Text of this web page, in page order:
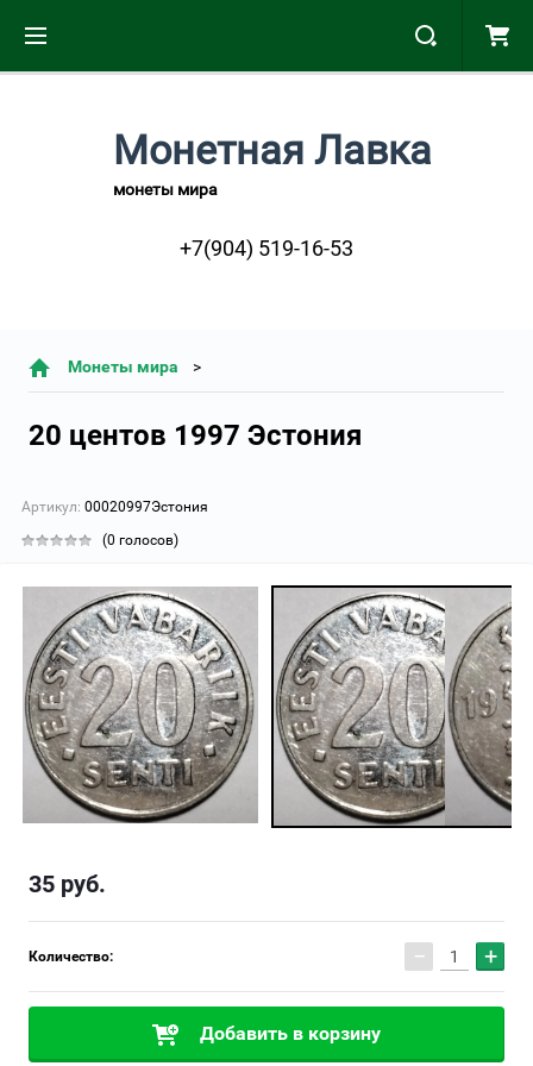
Монетная Лавка
монеты мира
+7(904) 519-16-53
Монеты мира
20 центов 1997 Эстония
Артикул: 00020997Эстония
(0 голосов)
35 руб.
Количество: − +
Добавить в корзину